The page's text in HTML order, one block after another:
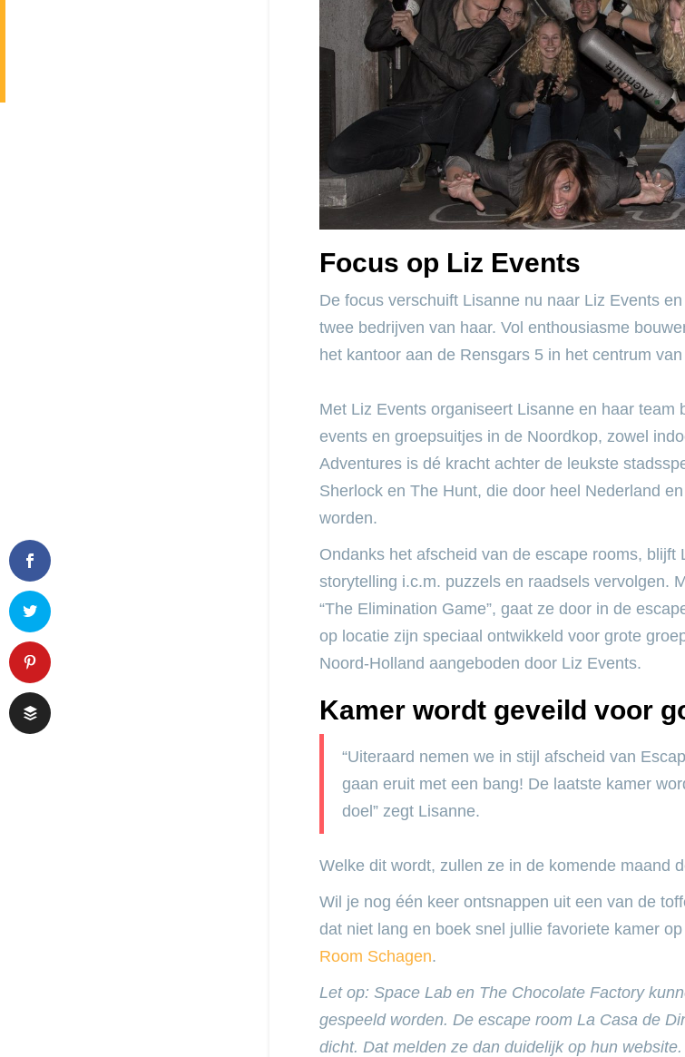
Focus op Liz Events
De focus verschuift Lisanne nu naar Liz Events
twee bedrijven van haar. Vol enthousiasme
het kantoor aan de Rensgars 5 in het centrum
Met Liz Events organiseert Lisanne en haar team
events en groepsuitjes in de Noordkop, zowel
Adventures is dé kracht achter de leukste
Sherlock en The Hunt, die door heel Nederland
worden.
Ondanks het afscheid van de escape rooms, blijft
storytelling i.c.m. puzzels en raadsels vervolgen.
“The Elimination Game”, gaat ze door in de
op locatie zijn speciaal ontwikkeld voor grote
Noord-Holland aangeboden door Liz Events.
Kamer wordt geveild voor
“Uiteraard nemen we in stijl afscheid van
gaan eruit met een bang! De laatste kamer
doel” zegt Lisanne.
Welke dit wordt, zullen ze in de komende maand
Wil je nog één keer ontsnappen uit een van de
dat niet lang en boek snel jullie favoriete kamer
Room Schagen.
Let op: Space Lab en The Chocolate Factory
gespeeld worden. De escape room La Casa de
dicht. Dat melden ze dan duidelijk op hun website.